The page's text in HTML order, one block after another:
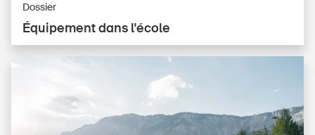
Équipement dans l'école
Dossier